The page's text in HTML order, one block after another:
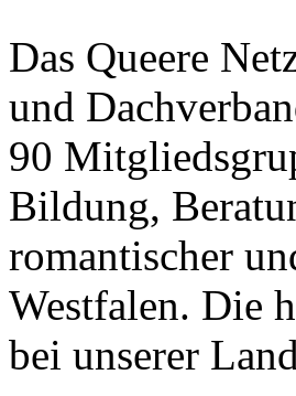
Das Queere
und
90
Bildung,
romantischer
Westfalen. Die
bei unserer